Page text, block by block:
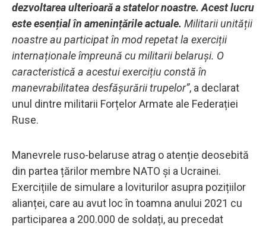
dezvoltarea ulterioară a statelor noastre. Acest lucru
este esențial în amenințările actuale. Militarii unității
noastre au participat în mod repetat la exerciții
internaționale împreună cu militarii belaruși. O
caracteristică a acestui exercițiu constă în
manevrabilitatea desfășurării trupelor”, a declarat
unul dintre militarii Forțelor Armate ale Federației
Ruse.
Manevrele ruso-belaruse atrag o atenție deosebită
din partea țărilor membre NATO și a Ucrainei.
Exercițiile de simulare a loviturilor asupra pozițiilor
alianței, care au avut loc în toamna anului 2021 cu
participarea a 200.000 de soldați, au precedat